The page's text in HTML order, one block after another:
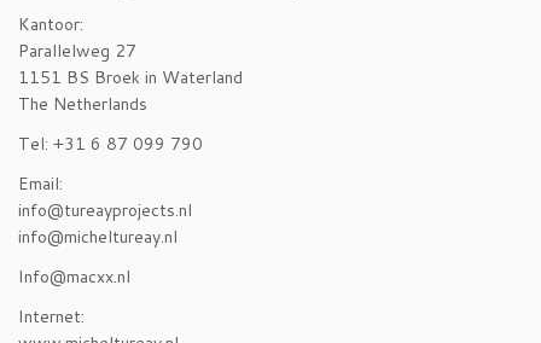
Kantoor:
Parallelweg 27
1151 BS Broek in Waterland
The Netherlands
Tel: +31 6 87 099 790
Email:
info@tureayprojects.nl
info@micheltureay.nl
Info@macxx.nl
Internet: